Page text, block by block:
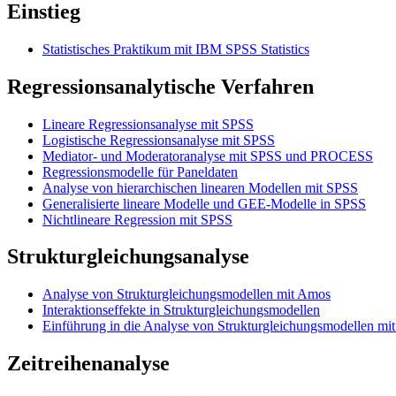
Einstieg
Statistisches Praktikum mit IBM SPSS Statistics
Regressionsanalytische Verfahren
Lineare Regressionsanalyse mit SPSS
Logistische Regressionsanalyse mit SPSS
Mediator- und Moderatoranalyse mit SPSS und PROCESS
Regressionsmodelle für Paneldaten
Analyse von hierarchischen linearen Modellen mit SPSS
Generalisierte lineare Modelle und GEE-Modelle in SPSS
Nichtlineare Regression mit SPSS
Strukturgleichungsanalyse
Analyse von Strukturgleichungsmodellen mit Amos
Interaktionseffekte in Strukturgleichungsmodellen
Einführung in die Analyse von Strukturgleichungsmodellen
Zeitreihenanalyse